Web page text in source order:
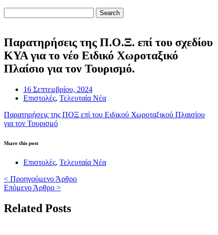
Search
Παρατηρήσεις της Π.Ο.Ξ. επί του σχεδίου
ΚΥΑ για το νέο Ειδικό Χωροταξικό
Πλαίσιο για τον Τουρισμό.
16 Σεπτεμβρίου, 2024
Επιστολές, Τελευταία Νέα
Παρατηρήσεις της ΠΟΞ επί του Ειδικού Χωροταξικού Πλαισίου
για τον Τουρισμό
Share this post
Επιστολές, Τελευταία Νέα
< Προηγούμενο Άρθρο
Επόμενο Άρθρο >
Related Posts